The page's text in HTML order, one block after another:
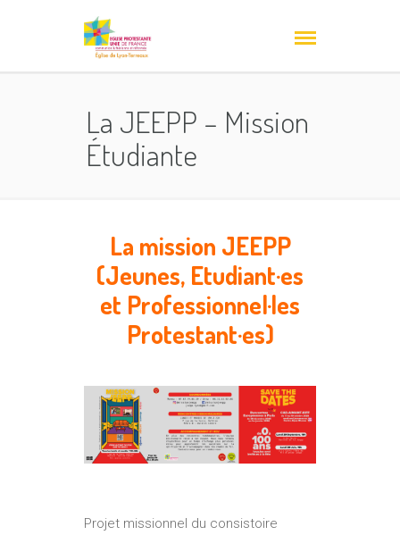
La JEEPP – Mission
Étudiante
La mission JEEPP
(Jeunes, Etudiant·es
et Professionnel·les
Protestant·es)
Projet missionnel du consistoire